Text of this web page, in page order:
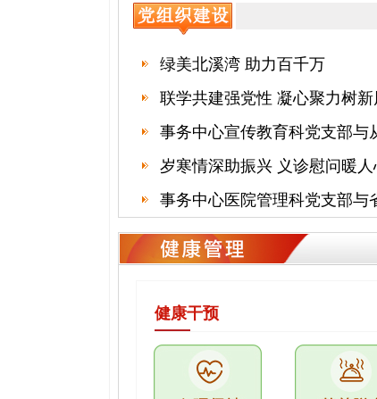
绿美北溪湾 助力百千万
联学共建强党性 凝心聚力树新
岁寒情深助振兴 义诊慰问暖人
健康干预